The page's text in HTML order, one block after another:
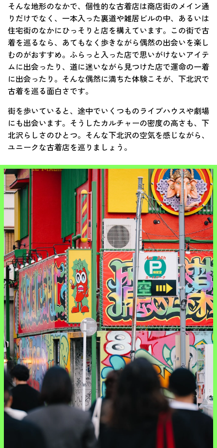
そんな地形のなかで、個性的な古着店は商店街のメイン通
りだけでなく、一本入った裏道や雑居ビルの中、あるいは
住宅街のなかにひっそりと店を構えています。この街で古
着を巡るなら、あてもなく歩きながら偶然の出会いを楽し
むのがおすすめ。ふらっと入った店で思いがけないアイテ
ムに出会ったり、道に迷いながら見つけた店で運命の一着
に出会ったり。そんな偶然に満ちた体験こそが、下北沢で
古着を巡る面白さです。
街を歩いていると、途中でいくつものライブハウスや劇場
にも出会います。そうしたカルチャーの密度の高さも、下
北沢らしさのひとつ。そんな下北沢の空気を感じながら、
ユニークな古着店を巡りましょう。